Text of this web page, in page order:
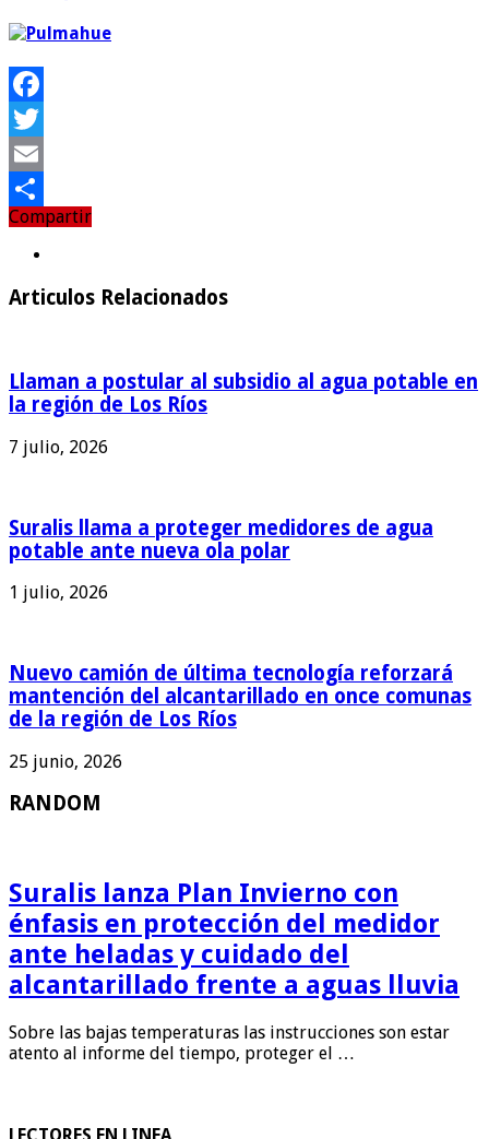
Facebook
Twitter
Email
Compartir
Compartir
Articulos Relacionados
Llaman a postular al subsidio al agua potable en
la región de Los Ríos
7 julio, 2026
Suralis llama a proteger medidores de agua
potable ante nueva ola polar
1 julio, 2026
Nuevo camión de última tecnología reforzará
mantención del alcantarillado en once comunas
de la región de Los Ríos
25 junio, 2026
RANDOM
Suralis lanza Plan Invierno con
énfasis en protección del medidor
ante heladas y cuidado del
alcantarillado frente a aguas lluvia
Sobre las bajas temperaturas las instrucciones son estar
atento al informe del tiempo, proteger el …